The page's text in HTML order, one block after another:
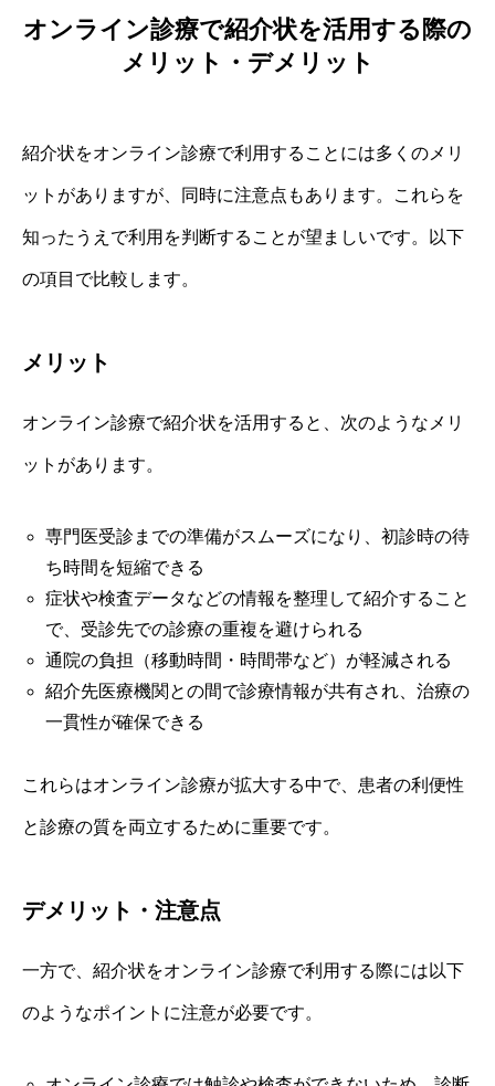
オンライン診療で紹介状を活用する際の
メリット・デメリット
紹介状をオンライン診療で利用することには多くのメリ
ットがありますが、同時に注意点もあります。これらを
知ったうえで利用を判断することが望ましいです。以下
の項目で比較します。
メリット
オンライン診療で紹介状を活用すると、次のようなメリ
ットがあります。
専門医受診までの準備がスムーズになり、初診時の待
ち時間を短縮できる
症状や検査データなどの情報を整理して紹介すること
で、受診先での診療の重複を避けられる
通院の負担（移動時間・時間帯など）が軽減される
紹介先医療機関との間で診療情報が共有され、治療の
一貫性が確保できる
これらはオンライン診療が拡大する中で、患者の利便性
と診療の質を両立するために重要です。
デメリット・注意点
一方で、紹介状をオンライン診療で利用する際には以下
のようなポイントに注意が必要です。